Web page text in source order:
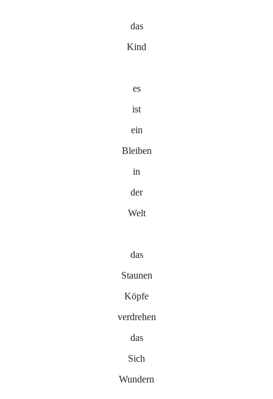
das
Kind
es
ist
ein
Bleiben
in
der
Welt
das
Staunen
Köpfe
verdrehen
das
Sich
Wundern